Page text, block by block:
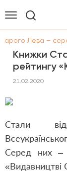
Лева –
Книжки
рейтингу
21.02.2020
Стали
Серед них –
«Видавництві